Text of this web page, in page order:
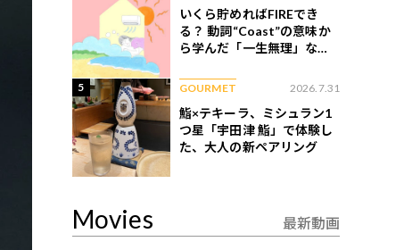
いくら貯めればFIREでき
る？ 動詞“Coast”の意味か
ら学んだ「一生無理」な切
5 GOURMET 2026.7.31
鮨×テキーラ、ミシュラン1
つ星「宇田津 鮨」で体験し
た、大人の新ペアリング
Movies 最新動画